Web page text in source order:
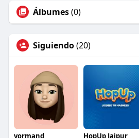
Álbumes(0)
Siguiendo(20)
vormand HopUp Jaipur